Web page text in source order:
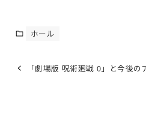
ホール
「劇場版 呪術廻戦 0」と今後